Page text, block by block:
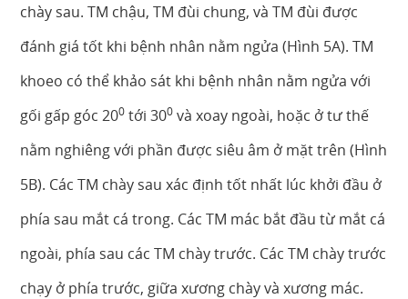
chày sau. TM chậu, TM đùi chung, và TM đùi được
đánh giá tốt khi bệnh nhân nằm ngửa (Hình 5A). TM
khoeo có thể khảo sát khi bệnh nhân nằm ngửa với
gối gấp góc 200 tới 300 và xoay ngoài, hoặc ở tư thế
nằm nghiêng với phần được siêu âm ở mặt trên (Hình
5B). Các TM chày sau xác định tốt nhất lúc khởi đầu ở
phía sau mắt cá trong. Các TM mác bắt đầu từ mắt cá
ngoài, phía sau các TM chày trước. Các TM chày trước
chạy ở phía trước, giữa xương chày và xương mác.